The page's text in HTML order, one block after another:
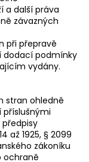
a další práva
závazných
při přepravě
dodací podmínky
vydány.
stran ohledně
příslušnými
až 1925, § 2099
zákoníku
ochraně